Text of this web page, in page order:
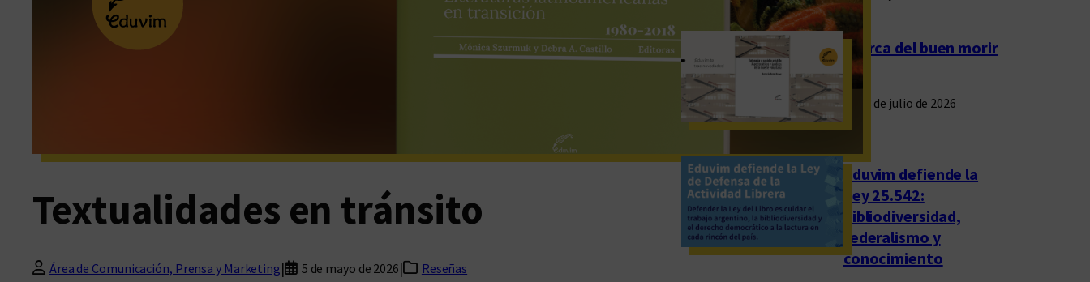
Textualidades en tránsito
Área de Comunicación, Prensa y Marketing| 5 de mayo de 2026| Reseñas
Acerca del buen morir
23 de julio de 2026
Eduvim defiende la
Ley 25.542:
bibliodiversidad,
federalismo y
conocimiento